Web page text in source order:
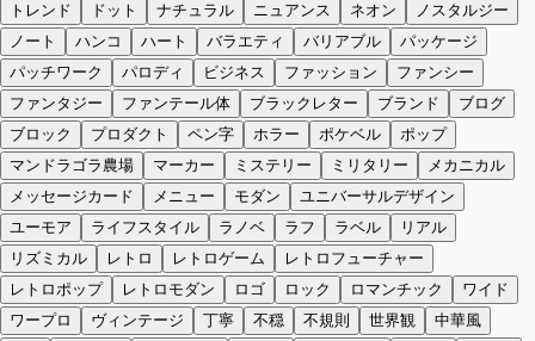
トレンド
ドット ナチュラル ニュアンス ネオン
ノスタルジー
ノート
ハンコ ハート バラエティ バリアブル
パッケージ
パッチワーク
パロディ ビジネス ファッション
ファンシー
ファンタジー
ファンテール体 ブラックレター ブランド
ブログ
ブロック
プロダクト ペン字 ホラー ポケベル
ポップ
マンドラゴラ農場
マーカー ミステリー ミリタリー
メカニカル
メッセージカード
メニュー モダン
ユニバーサルデザイン
ユーモア
ライフスタイル ラノベ ラフ ラベル
リアル
リズミカル
レトロ レトロゲーム
レトロフューチャー
レトロポップ
レトロモダン ロゴ ロック ロマンチック
ワイド
ワープロ
ヴィンテージ 丁寧 不穏 不規則 世界観
中華風